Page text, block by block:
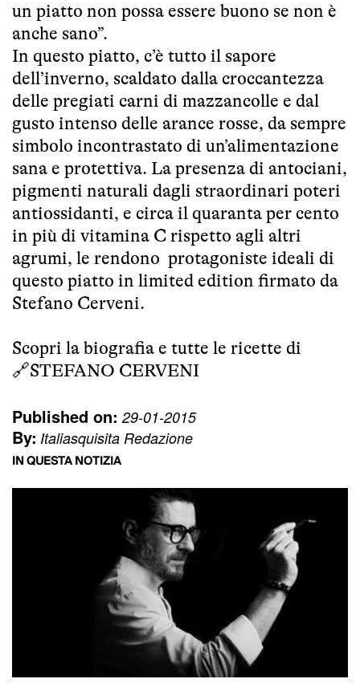
un piatto non possa essere buono se non è
anche sano”.
In questo piatto, c’è tutto il sapore
dell’inverno, scaldato dalla croccantezza
delle pregiati carni di mazzancolle e dal
gusto intenso delle arance rosse, da sempre
simbolo incontrastato di un’alimentazione
sana e protettiva. La presenza di antociani,
pigmenti naturali dagli straordinari poteri
antiossidanti, e circa il quaranta per cento
in più di vitamina C rispetto agli altri
agrumi, le rendono protagoniste ideali di
questo piatto in limited edition firmato da
Stefano Cerveni.
Scopri la biografia e tutte le ricette di
🔗STEFANO CERVENI
Published on: 29-01-2015
By: Italiasquisita Redazione
IN QUESTA NOTIZIA